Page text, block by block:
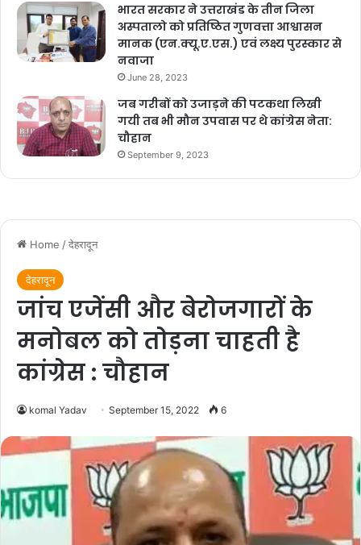
भारत सरकार ने उत्तराखंड के तीन जिला
अस्पतालो को प्रतिष्ठित गुणवत्ता आश्वासन
मानक (एन.क्यू.ए.एस.) एवं लक्ष्य पुरस्कार से
नवाजा
June 28, 2023
जब गरीबों को उजाड़ने की पटकथा लिखी
गयी तब भी मौन उपवास पर थे कांग्रेस नेता:
चौहान
September 9, 2023